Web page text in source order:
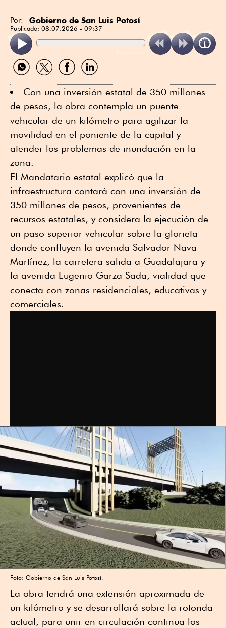
Por: Gobierno de San Luis Potosí
Publicado: 08.07.2026 - 09:37
ReadSpeaker
Compartir
por
Compartir
por
Compartir
por
Compartir
por
Con una inversión estatal de 350 millones
de pesos, la obra contempla un puente
vehicular de un kilómetro para agilizar la
movilidad en el poniente de la capital y
atender los problemas de inundación en la
zona.
El Mandatario estatal explicó que la
infraestructura contará con una inversión de
350 millones de pesos, provenientes de
recursos estatales, y considera la ejecución de
un paso superior vehicular sobre la glorieta
donde confluyen la avenida Salvador Nava
Martínez, la carretera salida a Guadalajara y
la avenida Eugenio Garza Sada, vialidad que
conecta con zonas residenciales, educativas y
comerciales.
Foto: Gobierno de San Luis Potosí.
La obra tendrá una extensión aproximada de
un kilómetro y se desarrollará sobre la rotonda
actual, para unir en circulación continua los